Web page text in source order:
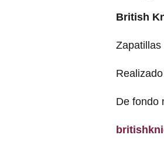
British
Zapatillas
De fondo